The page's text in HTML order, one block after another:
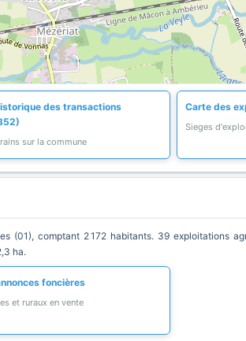
des transactions
sur la commune
Carte des
Sieges
(01), comptant 2 172 habitants. 39 exploitations
ha.
foncières
et ruraux en vente